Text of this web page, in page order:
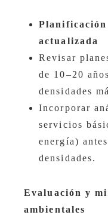
actualizada
Revisar
de 10–20
densidades
Incorporar
servicios
energía)
densidades.
Evaluación y
ambientales